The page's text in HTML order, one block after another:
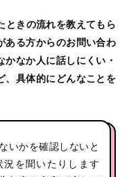
ときの流れを教えてもら
ある方からのお問い合わ
なか人に話しにくい・
、具体的にどんなことを
いかを確認しないと
況を聞いたりします